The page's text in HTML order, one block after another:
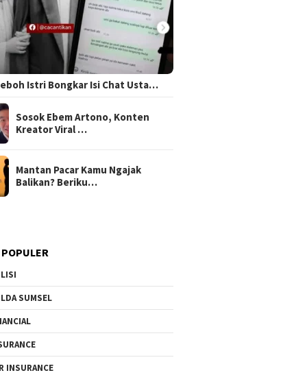
Istri Bongkar Isi Chat Usta…
Sosok Ebem Artono, Konten
Kreator Viral …
Mantan Pacar Kamu Ngajak
Balikan? Beriku…
SUMSEL
INSURANCE